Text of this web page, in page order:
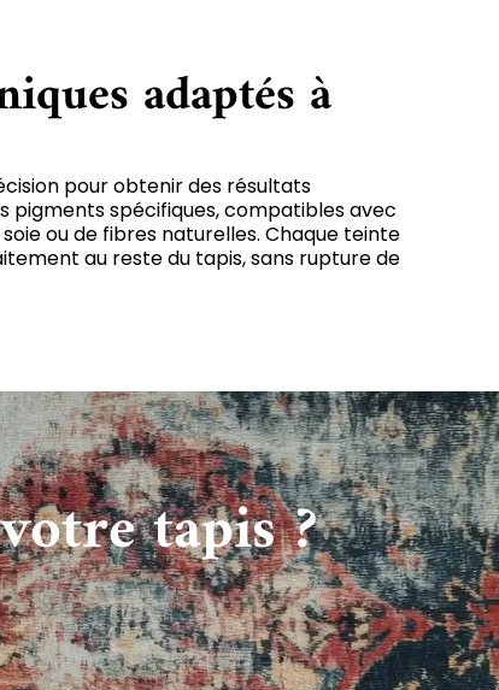
adaptés à
pour obtenir des résultats
pigments spécifiques, compatibles avec
soie ou de fibres naturelles. Chaque teinte
au reste du tapis, sans rupture de
tapis ?